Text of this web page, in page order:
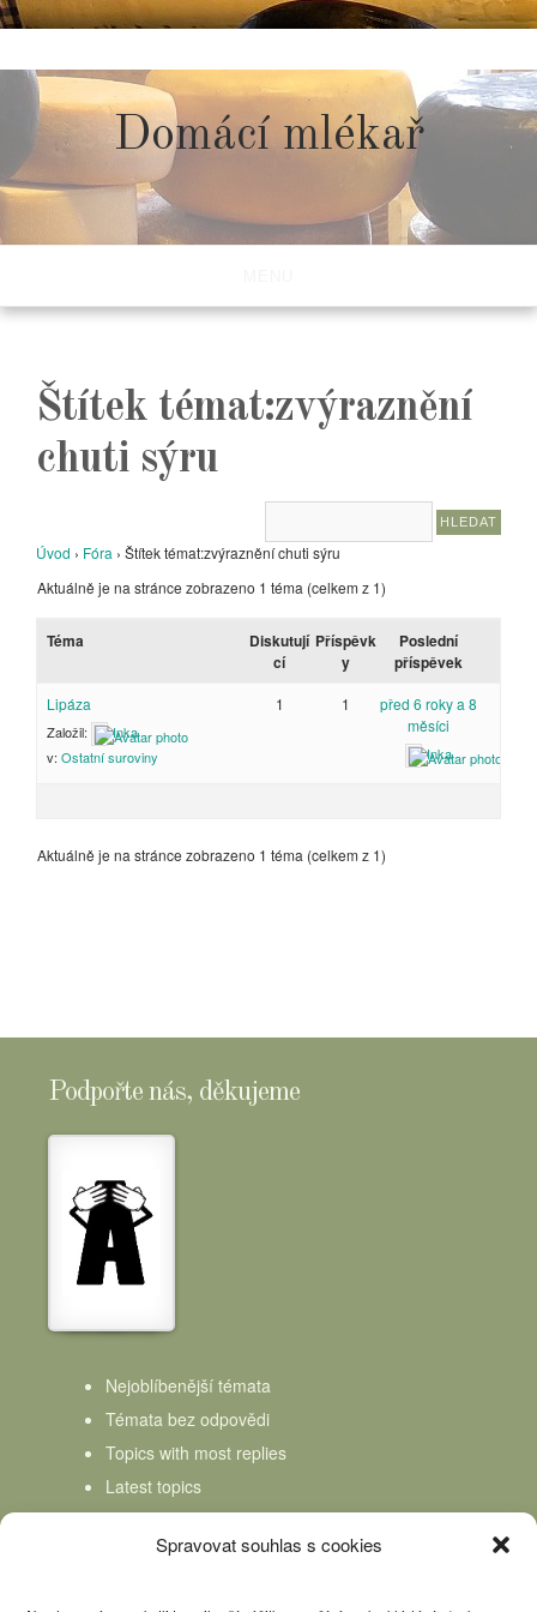
Spravovat souhlas s cookies
to
content
Domácí mlékař
Štítek témat:zvýraznění
chuti sýru
Úvod › Fóra › Štítek témat:zvýraznění chuti sýru
Aktuálně je na stránce zobrazeno 1 téma (celkem z 1)
Téma
Diskutují
cí
Příspěvk
y
Poslední
příspěvek
Lipáza
Založil:
Inka
v: Ostatní suroviny
1 1
před 6 roky a 8
měsíci
Inka
Aktuálně je na stránce zobrazeno 1 téma (celkem z 1)
Podpořte nás, děkujeme
Nejoblíbenější témata
Témata bez odpovědi
Topics with most replies
Latest topics
Topics Freshness